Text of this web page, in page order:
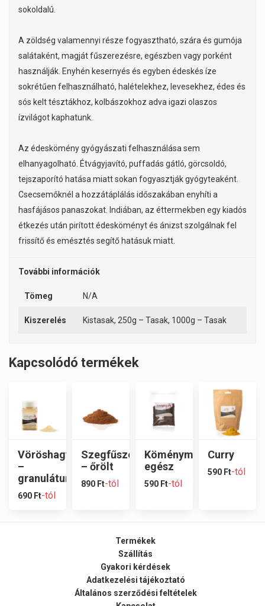
sokoldalú.
A zöldség valamennyi része fogyasztható, szára és gumója
salátaként, magját fűszerezésre, egészben vagy porként
használják. Enyhén kesernyés és egyben édeskés íze
sokrétűen felhasználható, halételekhez, levesekhez, édes és
sós kelt tésztákhoz, kolbászokhoz adva igazi olaszos
ízvilágot kaphatunk.
Az édeskömény gyógyászati felhasználása sem
elhanyagolható. Étvágyjavító, puffadás gátló, görcsoldó,
tejszaporító hatása miatt sokan fogyasztják gyógyteaként.
Csecsemőknél a hozzátáplálás időszakában enyhíti a
hasfájásos panaszokat. Indiában, az éttermekben egy kiadós
étkezés után pirított édesköményt és ánizst szolgálnak fel
frissítő és emésztés segítő hatásuk miatt.
További információk
Tömeg N/A
Kiszerelés Kistasak, 250g – Tasak, 1000g – Tasak
Kapcsolódó termékek
Vöröshagyma
–
granulátum/dara
690 Ft-tól
Szegfűszeg
– őrölt
890 Ft-tól
Köménymag
egész
590 Ft-tól
Curry
590 Ft-tól
Termékek
Szállítás
Gyakori kérdések
Adatkezelési tájékoztató
Általános szerződési feltételek